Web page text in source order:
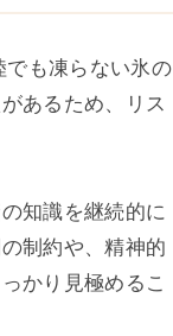
でも凍らない氷の
あるため、リス
知識を継続的に
制約や、精神的
かり見極めるこ